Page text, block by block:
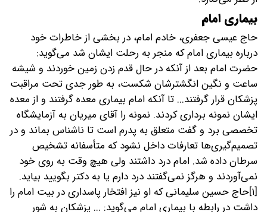
بیماری امام
حاج عیسی جعفری، خادم امام، در بخشی از خاطرات خود
درباره بیماری امام که منجر به رحلت ایشان شد می‌گوید:
حضرت امام بعد از آنکه در حال قدم زدن زمین خوردند و شیشه
ساعت و نگین انگشترشان شکست، به طور جدی تحت مراقبت
پزشکان قرار گرفتند... تا آنکه امام بیماری معده گرفتند و از معده
ایشان نمونه برداری کردند. نمونه را آقای میریان به آزمایشگاه
تخصصی برد و گفت متعلق به پدرم است تا ناشناس بماند و در
تصمیم‌گیری‌ها تعارفات داخل نشود که متأسفانه تشخیص
سرطان داده شد. امام درد داشتند ولی هیچ وقت به روی خود
نمی‌آوردند و هرگز نمی‌گفتند درد دارم یا به دکتر بگویید بیاید.
[۱]حاج حسین سلیمانی که او نیز افتخار پاسداری در بیت امام را
داشت در رابطه با بیماری امام می‌گوید: ... پزشکان به شور